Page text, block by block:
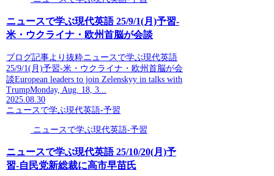
ニュースで学ぶ現代英語 25/9/1(月)予習-
米・ウクライナ・欧州首脳が会談
ブログ記事より抜粋ニュースで学ぶ現代英語
25/9/1(月)予習-米・ウクライナ・欧州首脳が会
談European leaders to join Zelenskyy in talks with
TrumpMonday, Aug. 18, 3...
2025.08.30
ニュースで学ぶ現代英語-予習
ニュースで学ぶ現代英語-予習
ニュースで学ぶ現代英語 25/10/20(月)予
習-自民党新総裁に高市早苗氏